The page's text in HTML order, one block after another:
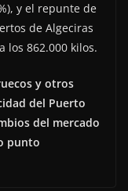
y el repunte de
de Algeciras
los 862.000 kilos.
y otros
del Puerto
del mercado
punto